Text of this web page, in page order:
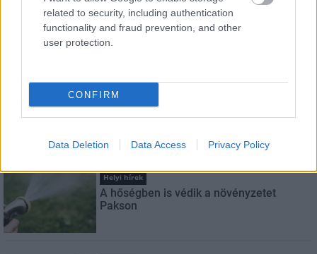
related to security, including authentication
functionality and fraud prevention, and other
user protection.
CONFIRM
Data Deletion Data Access Privacy Policy
Feliratkozom a hírlevélre és elfogadom az
FELIRATKOZÁS
LEGNÉZETTEBB
Helyi hírek
A hőségben is védik a növényzetet
Pakson